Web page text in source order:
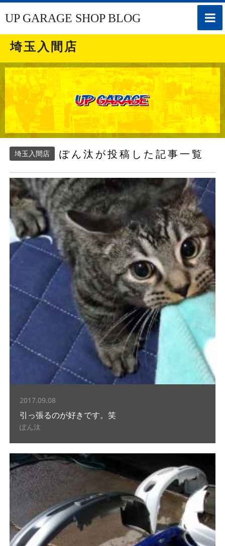
toggle
UP GARAGE SHOP BLOG
埼玉入間店
埼玉入間店 ぽん汰が投稿した記事一覧
2017.09.08
引っ張るのが好きです。笑
ぽん汰